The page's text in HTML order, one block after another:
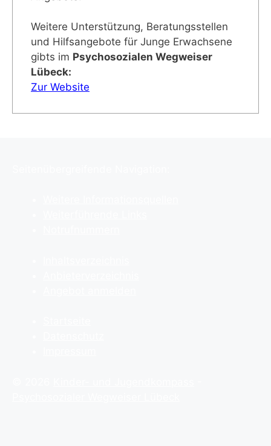
Weitere Unterstützung, Beratungsstellen
und Hilfsangebote für Junge Erwachsene
gibts im Psychosozialen Wegweiser
Lübeck:
Zur Website